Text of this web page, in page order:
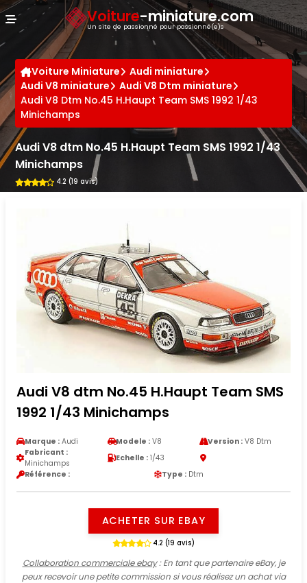
Voiture-miniature.com
Un site de passionné pour passionné(e)s
Voiture Miniature
Audi miniature
Audi V8 miniature
Audi V8 Dtm miniature
Audi V8 Dtm No.45 H.Haupt Team SMS 1992 1/43
Minichamps
Audi V8 dtm No.45 H.Haupt Team SMS 1992 1/43
Minichamps
4.2 (19 avis)
Audi V8 dtm No.45 H.Haupt Team SMS
1992 1/43 Minichamps
Marque : Audi Modele : V8 Version :V8 Dtm
Fabricant :
Minichamps
Echelle : 1/43
Référence :
Type : Dtm
ACHETER SUR EBAY
4.2 (19 avis)
Collaboration commerciale ebay: En tant que partenaire eBay, je
peux recevoir une petite commission si vous réalisez un achat via
Panneau de gestion des cookies